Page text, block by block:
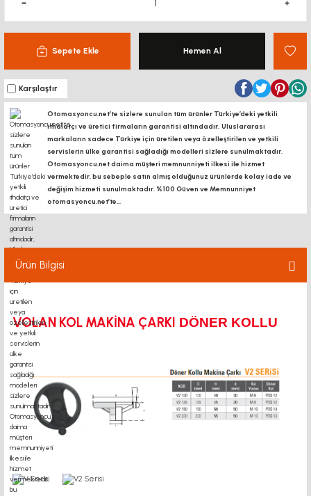
Sepete Ekle Hemen Al
Karşılaştır
Otomasyoncu.net’te sizlere sunulan tüm ürünler Türkiye’deki yetkili
ithalatçı ve üretici firmaların garantisi altındadır, Uluslararası
markaların sadece Türkiye için üretilen veya özelleştirilen ve yetkili
servislerin ülke garantisi sağladığı modelleri sizlere sunulmaktadır.
Otomasyoncu.net daima müşteri memnunniyeti ilkesi ile hizmet
vermektedir. bu sebeple satın almış olduğunuz ürünlerde kolay iade ve
değişim hizmeti sunulmaktadır. %100 Güven ve Memnunniyet
otomasyoncu.net’te...
Ürün Bilgisi
VOLAN KOL MAKİNA ÇARKI DÖNER KOLLU